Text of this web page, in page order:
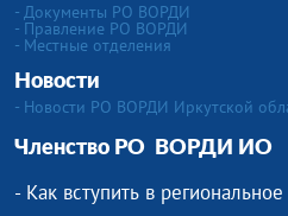
- Документы РО ВОРДИ
- Правление РО ВОРДИ
- Местные отделения
Новости
- Новости РО ВОРДИ Иркутской
Членство РО
ВОРДИ ИО
- Как вступить в